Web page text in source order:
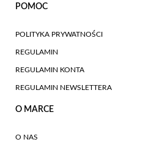
POMOC
POLITYKA PRYWATNOŚCI
REGULAMIN
REGULAMIN KONTA
REGULAMIN NEWSLETTERA
O MARCE
O NAS